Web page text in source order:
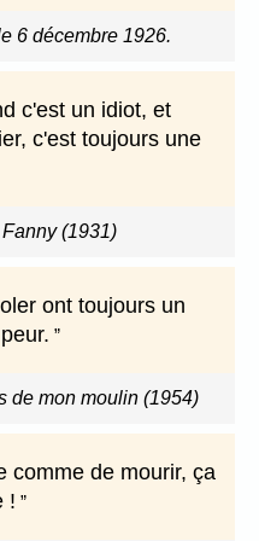
6 décembre 1926.
c'est un idiot, et
c'est toujours une
Fanny (1931)
ont toujours un
de mon moulin (1954)
comme de mourir, ça
!